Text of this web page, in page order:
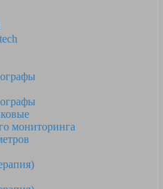
мониторинга